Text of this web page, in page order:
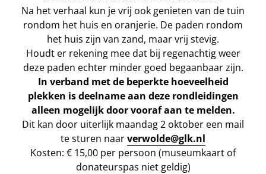
Na het verhaal kun je vrij ook genieten van de tuin
rondom het huis en oranjerie. De paden rondom
het huis zijn van zand, maar vrij stevig.
Houdt er rekening mee dat bij regenachtig weer
deze paden echter minder goed begaanbaar zijn.
In verband met de beperkte hoeveelheid
plekken is deelname aan deze rondleidingen
alleen mogelijk door vooraf aan te melden.
Dit kan door uiterlijk maandag 2 oktober een mail
te sturen naarverwolde@glk.nl
Kosten: € 15,00 per persoon (museumkaart of
donateurspas niet geldig)